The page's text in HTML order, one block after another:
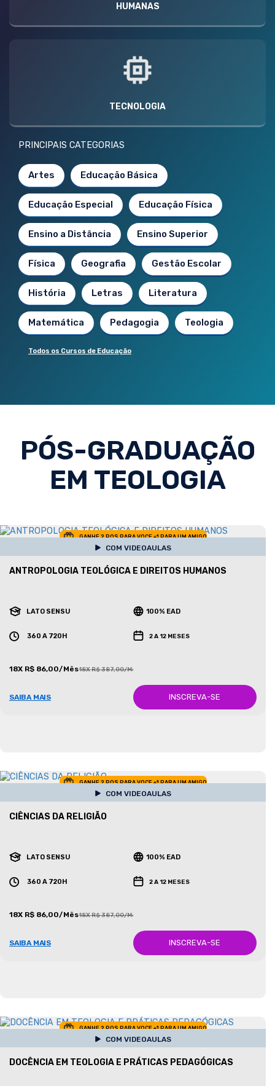
HUMANAS
TECNOLOGIA
PRINCIPAIS CATEGORIAS
Artes Educação Básica
Educação Especial Educação Física
Ensino a Distância Ensino Superior
Física Geografia Gestão Escolar
História Letras Literatura
Matemática Pedagogia Teologia
Todos os Cursos de Educação
PÓS-GRADUAÇÃO
EM TEOLOGIA
GANHE 2 POS PARA VOCE +1 PARA UM AMIGO
COM VIDEOAULAS
ANTROPOLOGIA TEOLÓGICA E DIREITOS HUMANOS
LATO SENSU 100% EAD
360 A 720H 2 A 12 MESES
18X R$ 86,00/Mês18X R$ 387,00/Mês
SAIBA MAIS INSCREVA-SE
GANHE 2 POS PARA VOCE +1 PARA UM AMIGO
COM VIDEOAULAS
CIÊNCIAS DA RELIGIÃO
LATO SENSU 100% EAD
360 A 720H 2 A 12 MESES
18X R$ 86,00/Mês18X R$ 387,00/Mês
SAIBA MAIS INSCREVA-SE
GANHE 2 POS PARA VOCE +1 PARA UM AMIGO
COM VIDEOAULAS
DOCÊNCIA EM TEOLOGIA E PRÁTICAS PEDAGÓGICAS